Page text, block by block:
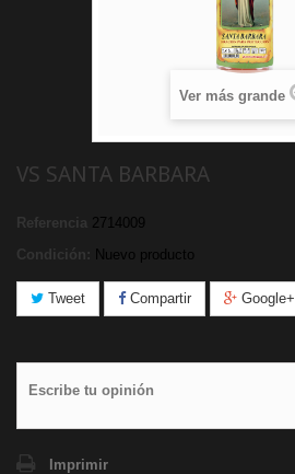
Ver más grande
VS SANTA BARBARA
Referencia 2714009
Condición: Nuevo producto
Tweet Compartir Google+
Escribe tu opinión
Imprimir